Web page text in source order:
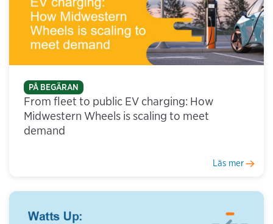
PÅ BEGÄRAN
From fleet to public EV charging: How
Midwestern Wheels is scaling to meet
demand
Läs mer